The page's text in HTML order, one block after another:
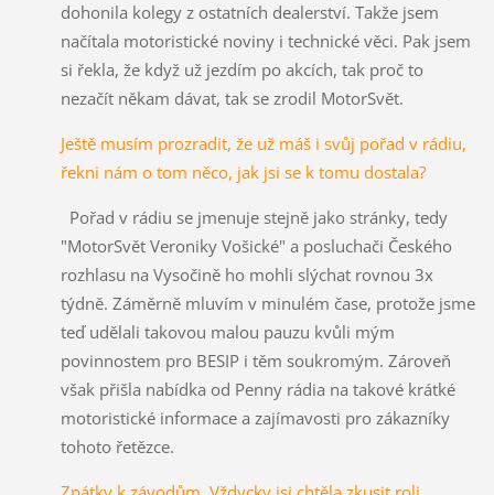
dohonila kolegy z ostatních dealerství. Takže jsem
načítala motoristické noviny i technické věci. Pak jsem
si řekla, že když už jezdím po akcích, tak proč to
nezačít někam dávat, tak se zrodil MotorSvět.
Ještě musím prozradit, že už máš i svůj pořad v rádiu,
řekni nám o tom něco, jak jsi se k tomu dostala?
Pořad v rádiu se jmenuje stejně jako stránky, tedy
"MotorSvět Veroniky Vošické" a posluchači Českého
rozhlasu na Vysočině ho mohli slýchat rovnou 3x
týdně. Záměrně mluvím v minulém čase, protože jsme
teď udělali takovou malou pauzu kvůli mým
povinnostem pro BESIP i těm soukromým. Zároveň
však přišla nabídka od Penny rádia na takové krátké
motoristické informace a zajímavosti pro zákazníky
tohoto řetězce.